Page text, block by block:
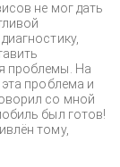
не мог дать
проблемы. На
проблема и
со мной
был готов!
тому,